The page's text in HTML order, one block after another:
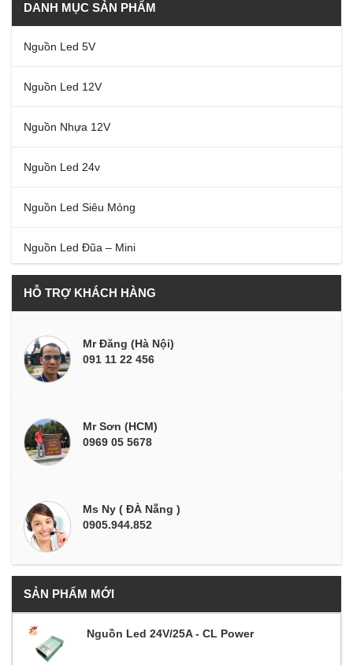
DANH MỤC SẢN PHẨM
Nguồn Led 5V
Nguồn Led 12V
Nguồn Nhựa 12V
Nguồn Led 24v
Nguồn Led Siêu Mỏng
Nguồn Led Đũa – Mini
HỖ TRỢ KHÁCH HÀNG
Mr Đăng (Hà Nội)
091 11 22 456
Mr Sơn (HCM)
0969 05 5678
Ms Ny ( ĐÀ Nẵng )
0905.944.852
SẢN PHẨM MỚI
Nguồn Led 24V/25A - CL Power